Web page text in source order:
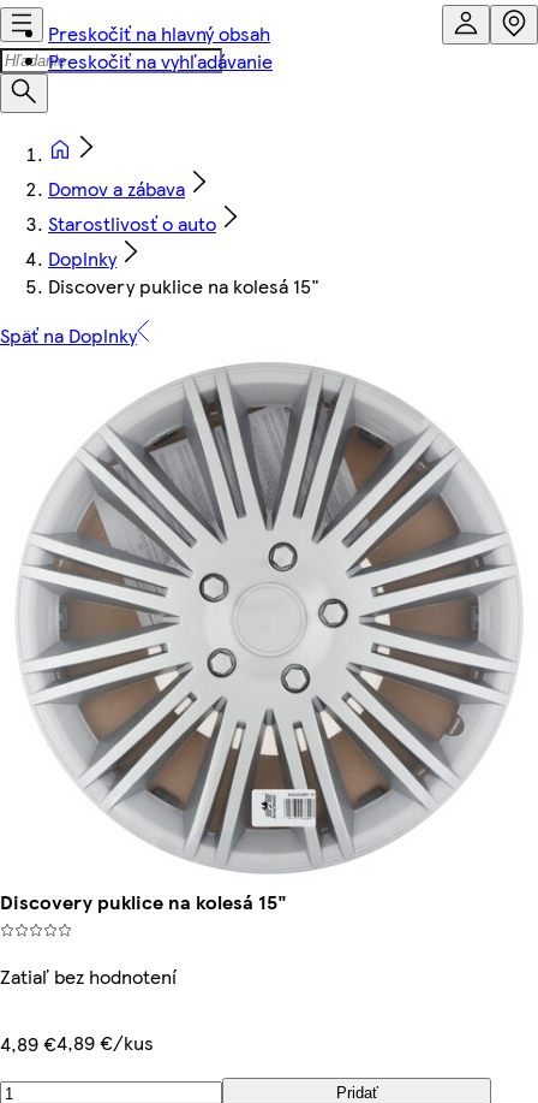
Preskočiť na hlavný obsah
Preskočiť na vyhľadávanie
Domov a zábava
Starostlivosť o auto
Doplnky
Discovery puklice na kolesá 15"
Späť na Doplnky
Discovery puklice na kolesá 15"
Zatiaľ bez hodnotení
4,89 €4,89 €/kus
Pridať